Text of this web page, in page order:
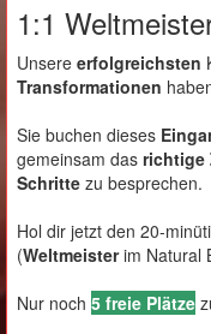
1:1
Unsere erfolgreichsten
Transformationen
Sie buchen dieses
gemeinsam das richtige
Schritte zu besprechen.
Hol dir jetzt den 20-
(Weltmeisterim Natural
Nur noch 5 freie Plätze